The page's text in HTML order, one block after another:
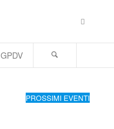
GPDV
PROSSIMI EVENTI